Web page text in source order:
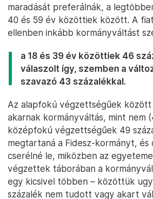
maradását preferálnák, a
40 és 59 év közöttiek között. A
ellenben inkább kormányváltást
a 18 és 39 év közöttiek 46
válaszolt így, szemben a
szavazó 43 százalékkal.
Az alapfokú végzettségűek között
akarnak kormányváltás, mint nem
középfokú végzettségűek 49
megtartaná a Fidesz-kormányt, és
cserélné le, miközben az
végzettek táborában a
egy kicsivel többen – közöttük
százalék nem tudott vagy akart